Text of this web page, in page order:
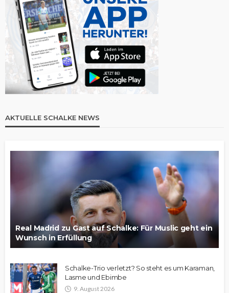
AKTUELLE SCHALKE NEWS
Real Madrid zu Gast auf Schalke: Für Muslic geht ein
Wunsch in Erfüllung
Schalke-Trio verletzt? So steht es um Karaman,
Lasme und Ebimbe
9. August 2026